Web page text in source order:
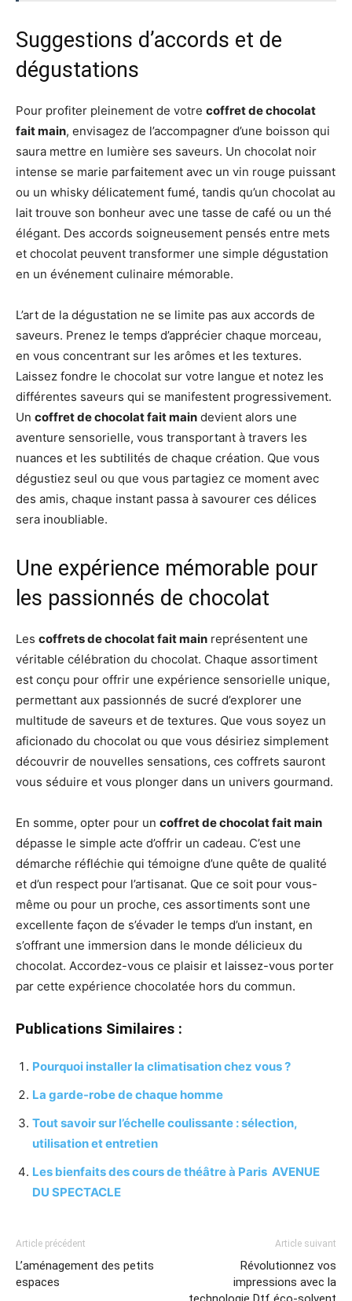
Suggestions d’accords et de
dégustations
Pour profiter pleinement de votre coffret de chocolat
fait main, envisagez de l’accompagner d’une boisson qui
saura mettre en lumière ses saveurs. Un chocolat noir
intense se marie parfaitement avec un vin rouge puissant
ou un whisky délicatement fumé, tandis qu’un chocolat au
lait trouve son bonheur avec une tasse de café ou un thé
élégant. Des accords soigneusement pensés entre mets
et chocolat peuvent transformer une simple dégustation
en un événement culinaire mémorable.
L’art de la dégustation ne se limite pas aux accords de
saveurs. Prenez le temps d’apprécier chaque morceau,
en vous concentrant sur les arômes et les textures.
Laissez fondre le chocolat sur votre langue et notez les
différentes saveurs qui se manifestent progressivement.
Un coffret de chocolat fait main devient alors une
aventure sensorielle, vous transportant à travers les
nuances et les subtilités de chaque création. Que vous
dégustiez seul ou que vous partagiez ce moment avec
des amis, chaque instant passa à savourer ces délices
sera inoubliable.
Une expérience mémorable pour
les passionnés de chocolat
Les coffrets de chocolat fait main représentent une
véritable célébration du chocolat. Chaque assortiment
est conçu pour offrir une expérience sensorielle unique,
permettant aux passionnés de sucré d’explorer une
multitude de saveurs et de textures. Que vous soyez un
aficionado du chocolat ou que vous désiriez simplement
découvrir de nouvelles sensations, ces coffrets sauront
vous séduire et vous plonger dans un univers gourmand.
En somme, opter pour un coffret de chocolat fait main
dépasse le simple acte d’offrir un cadeau. C’est une
démarche réfléchie qui témoigne d’une quête de qualité
et d’un respect pour l’artisanat. Que ce soit pour vous-
même ou pour un proche, ces assortiments sont une
excellente façon de s’évader le temps d’un instant, en
s’offrant une immersion dans le monde délicieux du
chocolat. Accordez-vous ce plaisir et laissez-vous porter
par cette expérience chocolatée hors du commun.
Publications Similaires :
Pourquoi installer la climatisation chez vous ?
La garde-robe de chaque homme
Tout savoir sur l’échelle coulissante : sélection,
utilisation et entretien
Les bienfaits des cours de théâtre à Paris AVENUE
DU SPECTACLE
Article précédent
L’aménagement des petits
espaces
Article suivant
Révolutionnez vos
impressions avec la